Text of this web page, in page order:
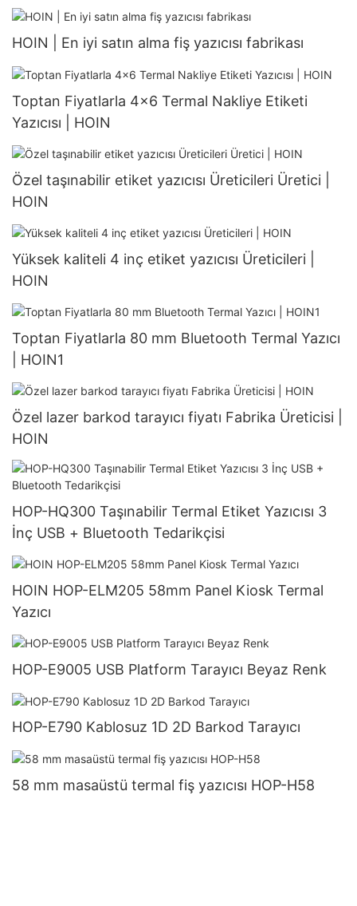
HOIN | En iyi satın alma fiş yazıcısı fabrikası
Toptan Fiyatlarla 4x6 Termal Nakliye Etiketi
Yazıcısı | HOIN
Özel taşınabilir etiket yazıcısı Üreticileri Üretici |
HOIN
Yüksek kaliteli 4 inç etiket yazıcısı Üreticileri |
HOIN
Toptan Fiyatlarla 80 mm Bluetooth Termal Yazıcı
| HOIN1
Özel lazer barkod tarayıcı fiyatı Fabrika Üreticisi |
HOIN
HOP-HQ300 Taşınabilir Termal Etiket Yazıcısı 3
İnç USB + Bluetooth Tedarikçisi
HOIN HOP-ELM205 58mm Panel Kiosk Termal
Yazıcı
HOP-E9005 USB Platform Tarayıcı Beyaz Renk
HOP-E790 Kablosuz 1D 2D Barkod Tarayıcı
58 mm masaüstü termal fiş yazıcısı HOP-H58